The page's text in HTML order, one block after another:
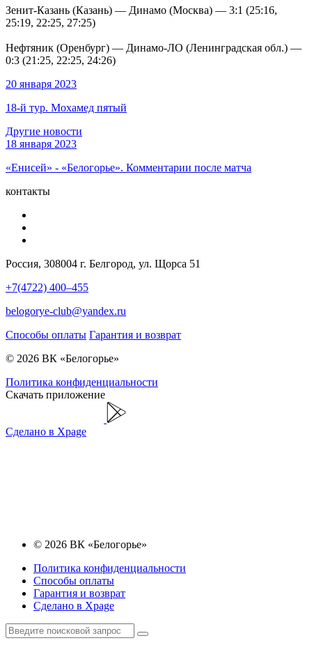
Зенит-Казань (Казань) — Динамо (Москва) — 3:1 (25:16,
25:19, 22:25, 27:25)
Нефтяник (Оренбург) — Динамо-ЛО (Ленинградская обл.) —
0:3 (21:25, 22:25, 24:26)
20 января 2023
18-й тур. Мохамед пятый
Другие новости
18 января 2023
«Енисей» - «Белогорье». Комментарии после матча
контакты
Россия, 308004 г. Белгород, ул. Щорса 51
+7(4722) 400–455
belogorye-club@yandex.ru
Способы оплаты Гарантия и возврат
© 2026 ВК «Белогорье»
Политика конфиденциальности
Скачать приложение
Сделано в Xpage
© 2026 ВК «Белогорье»
Политика конфиденциальности
Способы оплаты
Гарантия и возврат
Сделано в Xpage